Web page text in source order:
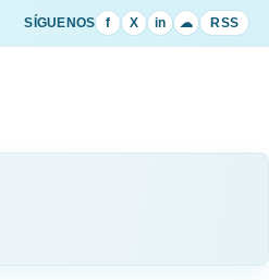
SÍGUENOS f X in ☁ RSS